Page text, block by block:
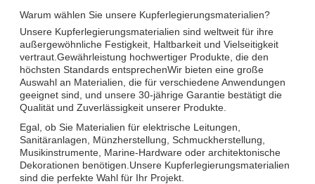
Warum wählen Sie unsere Kupferlegierungsmaterialien?
Unsere Kupferlegierungsmaterialien sind weltweit für ihre
außergewöhnliche Festigkeit, Haltbarkeit und Vielseitigkeit
vertraut.Gewährleistung hochwertiger Produkte, die den
höchsten Standards entsprechenWir bieten eine große
Auswahl an Materialien, die für verschiedene Anwendungen
geeignet sind, und unsere 30-jährige Garantie bestätigt die
Qualität und Zuverlässigkeit unserer Produkte.
Egal, ob Sie Materialien für elektrische Leitungen,
Sanitäranlagen, Münzherstellung, Schmuckherstellung,
Musikinstrumente, Marine-Hardware oder architektonische
Dekorationen benötigen.Unsere Kupferlegierungsmaterialien
sind die perfekte Wahl für Ihr Projekt.